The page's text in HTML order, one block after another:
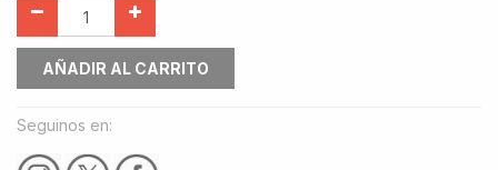
AÑADIR AL CARRITO
Seguinos en: